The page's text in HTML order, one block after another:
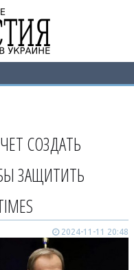
СОЗДАТЬ
ЗАЩИТИТЬ
2024-11-11 20:48